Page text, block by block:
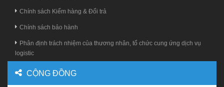
Chính sách Kiểm hàng & Đổi trả
Chính sách bảo hành
Phân định trách nhiệm của thương nhân, tổ chức cung ứng dịch vụ
logistic
CỘNG ĐỒNG